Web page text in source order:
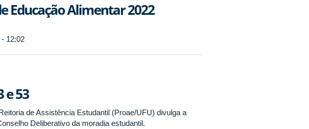
Educação Alimentar 2022
12:02
e 53
de Assistência Estudantil (Proae/UFU) divulga a
Deliberativo da moradia estudantil.